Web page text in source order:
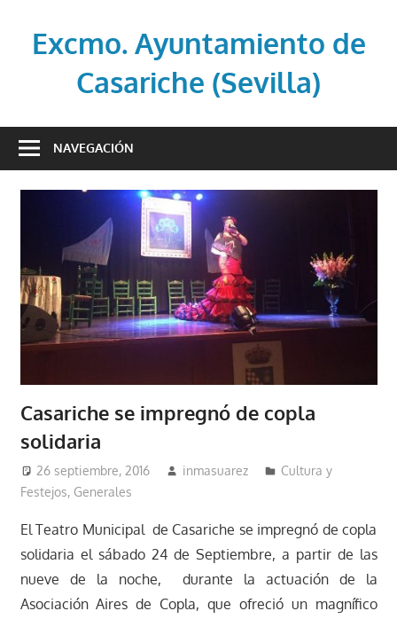
contenidoExcmo. Ayuntamiento de
Casariche (Sevilla)
oficial
Ayuntamiento
(Sevilla)
NAVEGACIÓN
Casariche se impregnó de copla
solidaria
26 septiembre, 2016 inmasuarez
Cultura y
Festejos, Generales
El Teatro Municipal de Casariche se impregnó de copla
solidaria el sábado 24 de Septiembre, a partir de las
nueve de la noche, durante la actuación de la
Asociación Aires de Copla, que ofreció un magnífico